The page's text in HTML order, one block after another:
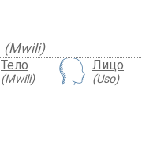
(Mwili)
Тело
(Mwili)
Лицо
(Uso)